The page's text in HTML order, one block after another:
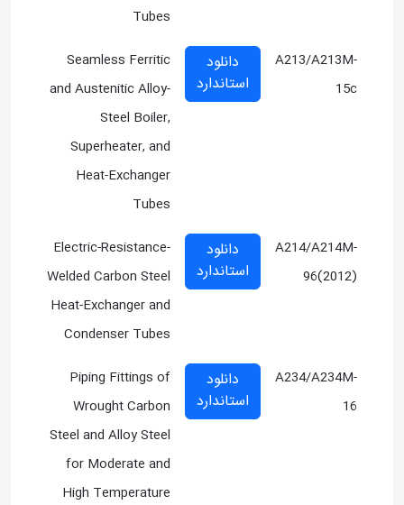
Tubes
A213/A213M-
15c
دانلود
استاندارد
Seamless Ferritic
and Austenitic Alloy-
Steel Boiler,
Superheater, and
Heat-Exchanger
Tubes
A214/A214M-
96(2012)
دانلود
استاندارد
Electric-Resistance-
Welded Carbon Steel
Heat-Exchanger and
Condenser Tubes
A234/A234M-
16
دانلود
استاندارد
Piping Fittings of
Wrought Carbon
Steel and Alloy Steel
for Moderate and
High Temperature